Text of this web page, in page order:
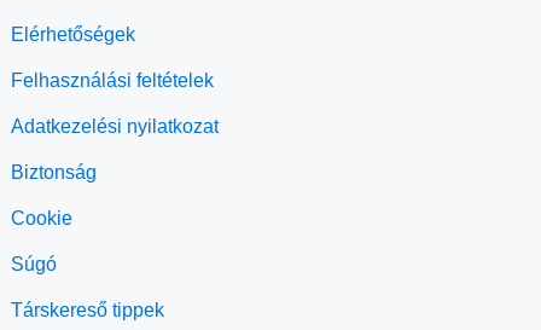
Elérhetőségek
Felhasználási feltételek
Adatkezelési nyilatkozat
Biztonság
Cookie
Súgó
Társkereső tippek